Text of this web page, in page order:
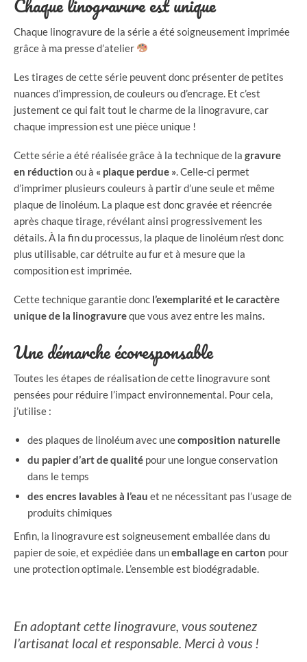
Chaque linogravure de la série a été soigneusement imprimée
grâce à ma presse d’atelier
Les tirages de cette série peuvent donc présenter de petites
nuances d’impression, de couleurs ou d’encrage. Et c’est
justement ce qui fait tout le charme de la linogravure, car
chaque impression est une pièce unique !
Cette série a été réalisée grâce à la technique de la gravure
en réduction ou à « plaque perdue ». Celle-ci permet
d’imprimer plusieurs couleurs à partir d’une seule et même
plaque de linoléum. La plaque est donc gravée et réencrée
après chaque tirage, révélant ainsi progressivement les
détails. À la fin du processus, la plaque de linoléum n’est donc
plus utilisable, car détruite au fur et à mesure que la
composition est imprimée.
Cette technique garantie donc l’exemplarité et le caractère
unique de la linogravureque vous avez entre les mains.
Une démarche écoresponsable
Toutes les étapes de réalisation de cette linogravure sont
pensées pour réduire l’impact environnemental. Pour cela,
j’utilise :
des plaques de linoléum avec unecomposition naturelle
du papier d’art de qualité pour une longue conservation
dans le temps
des encres lavables à l’eau et ne nécessitant pas l’usage de
produits chimiques
Enfin, la linogravure est soigneusement emballée dans du
papier de soie, et expédiée dans unemballage en carton pour
une protection optimale. L’ensemble est biodégradable.
En adoptant cette linogravure, vous soutenez
l’artisanat local et responsable. Merci à vous !